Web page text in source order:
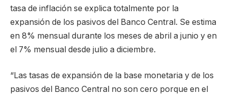
tasa de inflación se explica totalmente por la
expansión de los pasivos del Banco Central. Se estima
en 8% mensual durante los meses de abril a junio y en
el 7% mensual desde julio a diciembre.
“Las tasas de expansión de la base monetaria y de los
pasivos del Banco Central no son cero porque en el